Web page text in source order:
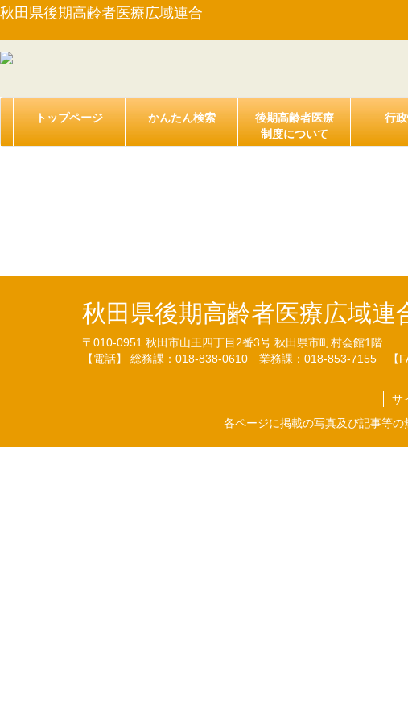
秋田県後期高齢者医療広域連合
トップページ かんたん検索
後期高齢者医療
制度について
行
秋田県後期高齢者医療広域連
〒010-0951 秋田市山王四丁目2番3号 秋田県市町村会館1階
【電話】 総務課：018-838-0610 業務課：018-853-7155 【
サ
各ページに掲載の写真及び記事等